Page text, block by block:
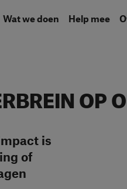
Wat we doen
Help mee
OP
is
of